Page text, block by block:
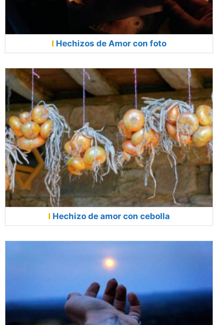
Hechizos de Amor con foto
Hechizo de amor con cebolla